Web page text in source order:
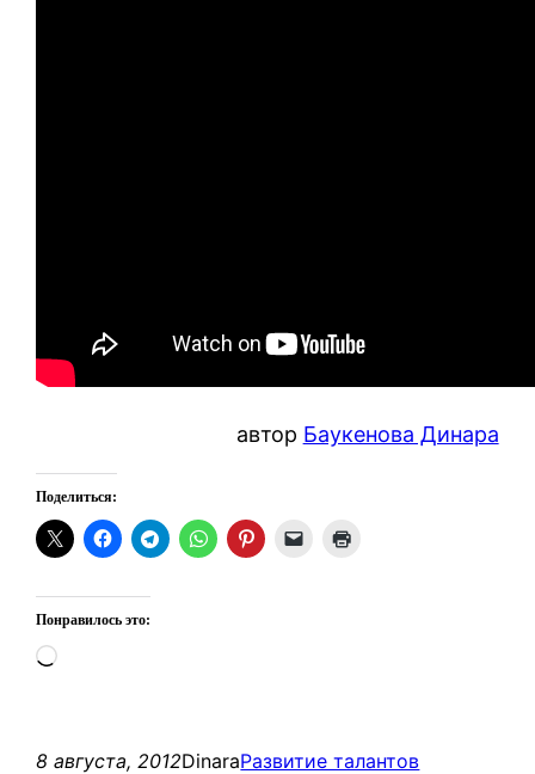
автор Баукенова Динара
Поделиться:
Понравилось это:
Загрузка…
8 августа, 2012DinaraРазвитие талантов